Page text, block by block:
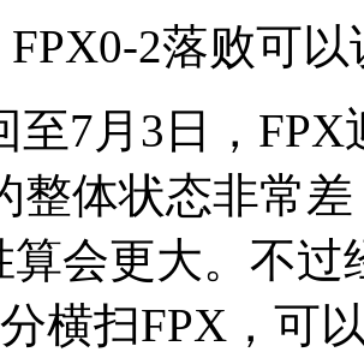
FPX0-2落败可
至7月3日，
整体状态非常
算会更大。不
横扫FPX，可